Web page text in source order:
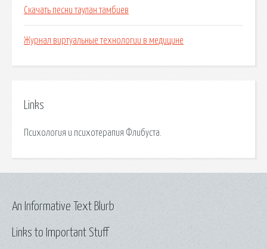
Скачать песни таулан тамбиев
Журнал виртуальные технологии в медицине
Links
Психология и психотерапия Флибуста.
Links to Important Stuff
An Informative Text Blurb